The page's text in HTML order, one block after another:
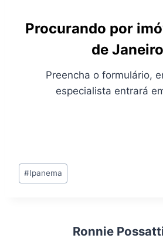
Procurando por
de
Preencha o formulário,
especialista entrará
Tags
do
#Ipanema
Ronnie